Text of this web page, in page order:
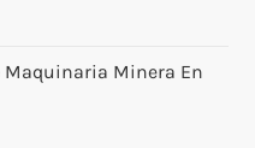
Maquinaria Minera En